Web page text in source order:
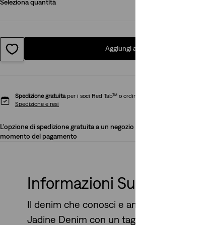
Seleziona quantità
Aggiungi al carrello
Spedizione gratuitaper i soci Red Tab™ o ordini superiori a 49,99 €.
Spedizione e resi
L'opzione di spedizione gratuita a un negozio potrebbe essere disponibile
momento del pagamento
Informazioni Su Questo Stile
Il denim che conosci e ami, in forma di
Jadine Denim con un taglio slim che